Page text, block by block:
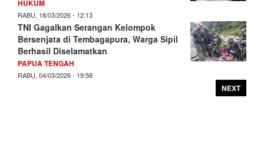
HUKUM
RABU, 18/03/2026 - 12:13
TNI Gagalkan Serangan Kelompok
Bersenjata di Tembagapura, Warga Sipil
Berhasil Diselamatkan
PAPUA TENGAH
RABU, 04/03/2026 - 19:58
NEXT